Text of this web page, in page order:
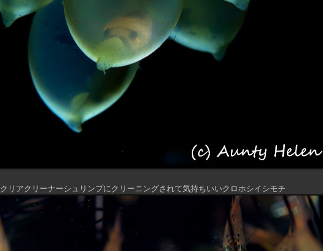
クリアクリーナーシュリンプにクリーニングされて気持ちいいクロホシイシモチ